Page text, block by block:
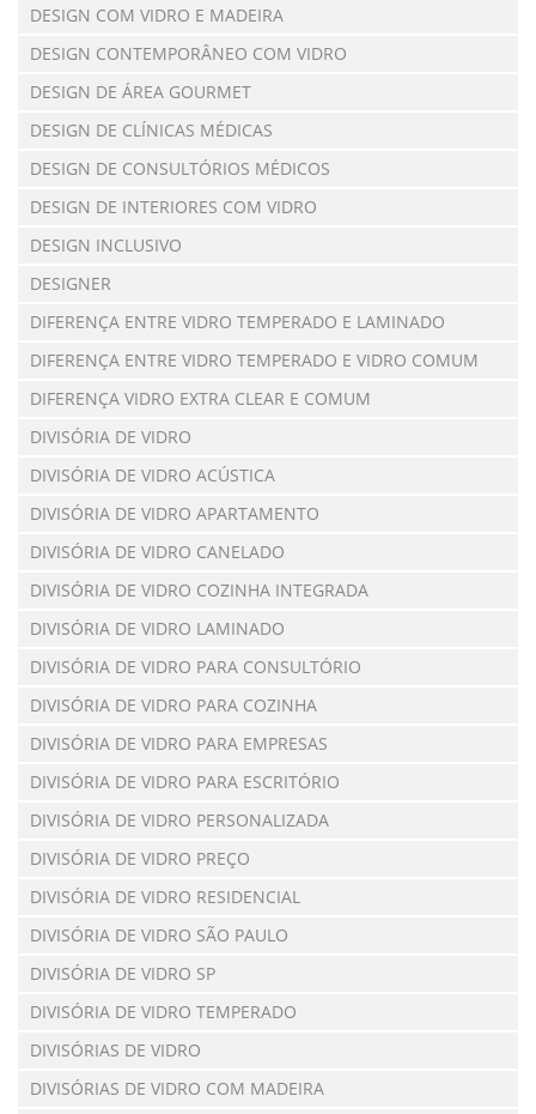
DESIGN COM VIDRO E MADEIRA
DESIGN CONTEMPORÂNEO COM VIDRO
DESIGN DE ÁREA GOURMET
DESIGN DE CLÍNICAS MÉDICAS
DESIGN DE CONSULTÓRIOS MÉDICOS
DESIGN DE INTERIORES COM VIDRO
DESIGN INCLUSIVO
DESIGNER
DIFERENÇA ENTRE VIDRO TEMPERADO E LAMINADO
DIFERENÇA ENTRE VIDRO TEMPERADO E VIDRO COMUM
DIFERENÇA VIDRO EXTRA CLEAR E COMUM
DIVISÓRIA DE VIDRO
DIVISÓRIA DE VIDRO ACÚSTICA
DIVISÓRIA DE VIDRO APARTAMENTO
DIVISÓRIA DE VIDRO CANELADO
DIVISÓRIA DE VIDRO COZINHA INTEGRADA
DIVISÓRIA DE VIDRO LAMINADO
DIVISÓRIA DE VIDRO PARA CONSULTÓRIO
DIVISÓRIA DE VIDRO PARA COZINHA
DIVISÓRIA DE VIDRO PARA EMPRESAS
DIVISÓRIA DE VIDRO PARA ESCRITÓRIO
DIVISÓRIA DE VIDRO PERSONALIZADA
DIVISÓRIA DE VIDRO PREÇO
DIVISÓRIA DE VIDRO RESIDENCIAL
DIVISÓRIA DE VIDRO SÃO PAULO
DIVISÓRIA DE VIDRO SP
DIVISÓRIA DE VIDRO TEMPERADO
DIVISÓRIAS DE VIDRO
DIVISÓRIAS DE VIDRO COM MADEIRA